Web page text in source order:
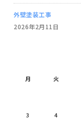
外壁塗装工事
2026年2月11日
月
火
3 4